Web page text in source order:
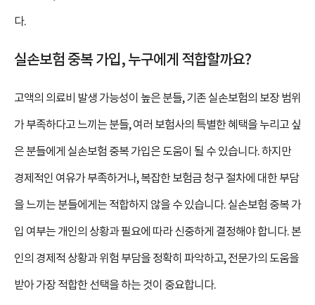
다.
실손보험 중복 가입, 누구에게 적합할까요?
고액의 의료비 발생 가능성이 높은 분들, 기존 실손보험의 보장 범위
가 부족하다고 느끼는 분들, 여러 보험사의 특별한 혜택을 누리고 싶
은 분들에게 실손보험 중복 가입은 도움이 될 수 있습니다. 하지만
경제적인 여유가 부족하거나, 복잡한 보험금 청구 절차에 대한 부담
을 느끼는 분들에게는 적합하지 않을 수 있습니다. 실손보험 중복 가
입 여부는 개인의 상황과 필요에 따라 신중하게 결정해야 합니다. 본
인의 경제적 상황과 위험 부담을 정확히 파악하고, 전문가의 도움을
받아 가장 적합한 선택을 하는 것이 중요합니다.